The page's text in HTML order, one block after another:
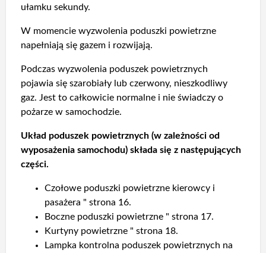
ułamku sekundy.
W momencie wyzwolenia poduszki powietrzne
napełniają się gazem i rozwijają.
Podczas wyzwolenia poduszek powietrznych
pojawia się szarobiały lub czerwony, nieszkodliwy
gaz. Jest to całkowicie normalne i nie świadczy o
pożarze w samochodzie.
Układ poduszek powietrznych (w zależności od
wyposażenia samochodu) składa się z następujących
części.
Czołowe poduszki powietrzne kierowcy i
pasażera " strona 16.
Boczne poduszki powietrzne " strona 17.
Kurtyny powietrzne " strona 18.
Lampka kontrolna poduszek powietrznych na